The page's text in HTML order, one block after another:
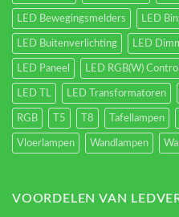
LED Bewegingsmelders LED
LED Buitenverlichting LED
LED Paneel LED RGB(W)
LED TL LED Transformatoren
RGB T5 T8 Tafellampen
Vloerlampen Wandlampen
VOORDELEN VAN